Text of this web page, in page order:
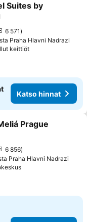
Suites by
6 571
Praha Hlavni Nadrazi
keittiöt
Katso hinnat
Prague
6 856
Praha Hlavni Nadrazi